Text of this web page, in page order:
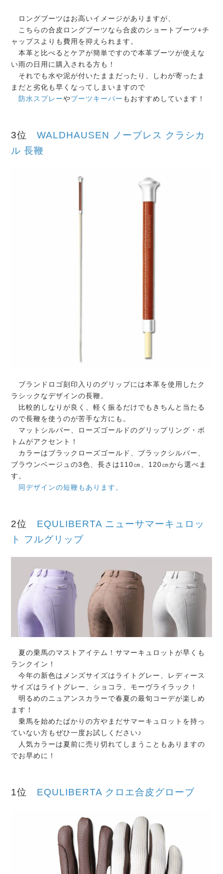
ロングブーツはお高いイメージがありますが、
こちらの合皮ロングブーツなら合皮のショートブーツ+チ
ャップスよりも費用を抑えられます。
本革と比べるとケアが簡単ですので本革ブーツが使えな
い雨の日用に購入される方も！
それでも水や泥が付いたままだったり、しわが寄ったま
まだと劣化も早くなってしまいますので
防水スプレーやブーツキーパー もおすすめしています！
3位WALDHAUSEN ノーブレス クラシカ
ル 長鞭
ブランドロゴ刻印入りのグリップには本革を使用したク
ラシックなデザインの長鞭。
比較的しなりが良く、軽く振るだけでもきちんと当たる
ので長鞭を使うのが苦手な方にも。
マットシルバー、ローズゴールドのグリップリング・ボ
トムがアクセント！
カラーはブラックローズゴールド、ブラックシルバー、
ブラウンベージュの3色、長さは110㎝、120㎝から選べま
す。
同デザインの短鞭もあります。
2位 EQULIBERTA ニューサマーキュロッ
ト フルグリップ
夏の乗馬のマストアイテム！サマーキュロットが早くも
ランクイン！
今年の新色はメンズサイズはライトグレー、レディース
サイズはライトグレー、ショコラ、モーヴライラック！
明るめのニュアンスカラーで春夏の最旬コーデが楽しめ
ます！
乗馬を始めたばかりの方やまだサマーキュロットを持っ
ていない方もぜひ一度お試しください♪
人気カラーは夏前に売り切れてしまうこともありますの
でお早めに！
1位 EQULIBERTA クロエ合皮グローブ